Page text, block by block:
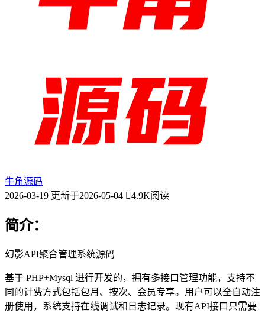
牛角源码
2026-03-19 更新于2026-05-04 4.9K阅读
简介：
幻影API聚合管理系统源码
基于 PHP+Mysql 进行开发的，拥有多接口管理功能，支持不
同的计费方式包括包月、按次、会员专享。用户可以全自动注
册使用，系统支持在线调试和日志记录。现有API接口只需要